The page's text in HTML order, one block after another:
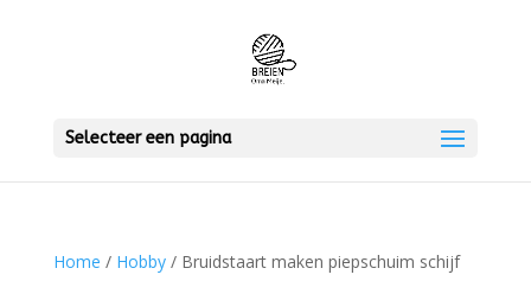
Selecteer een pagina
Home / Hobby/ Bruidstaart maken piepschuim schijf